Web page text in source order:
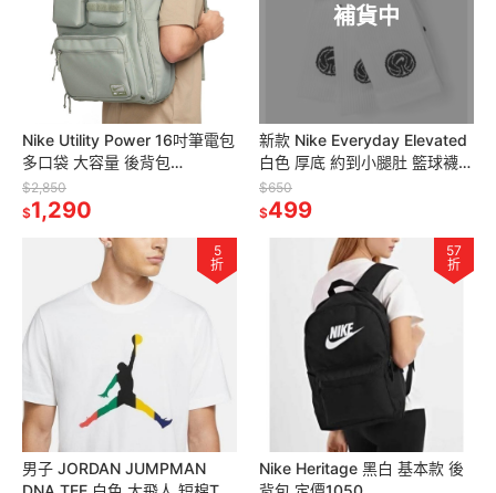
Nike Utility Power 16吋筆電包
多口袋 大容量 後背包
(FN4120-370)
$2,850
$1,290
補貨中
新款 Nike Everyday Elevated
白色 厚底 約到小腿肚 籃球襪
三雙1組
$650
$499
5
折
男子 JORDAN JUMPMAN
57
折
Nike Heritage 黑白 基本款 後